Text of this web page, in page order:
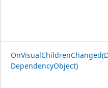
DependencyObject)